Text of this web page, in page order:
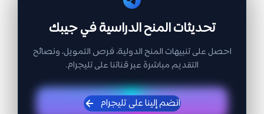
تحديثات المنح الدراسية في جيبك
احصل على تنبيهات المنح الدولية، فرص التمويل، ونصائح
التقديم مباشرة عبر قناتنا على تليجرام.
انضم إلينا على تليجرام